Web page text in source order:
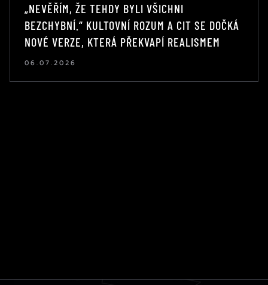
„NEVĚŘÍM, ŽE TEHDY BYLI VŠICHNI
BEZCHYBNÍ.“ KULTOVNÍ ROZUM A CIT SE DOČKÁ
NOVÉ VERZE, KTERÁ PŘEKVAPÍ REALISMEM
06.07.2026